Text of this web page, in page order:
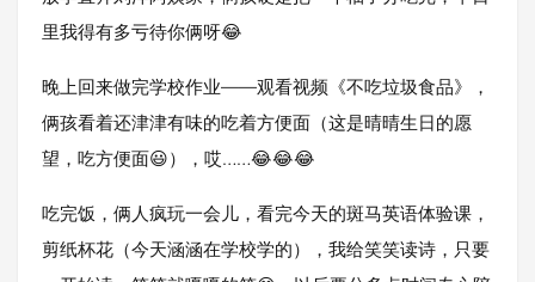
里我得有多亏待你俩呀😂
晚上回来做完学校作业——观看视频《不吃垃圾食品》，
俩孩看着还津津有味的吃着方便面（这是晴晴生日的愿
望，吃方便面😃），哎……😂😂😂
吃完饭，俩人疯玩一会儿，看完今天的斑马英语体验课，
剪纸杯花（今天涵涵在学校学的），我给笑笑读诗，只要